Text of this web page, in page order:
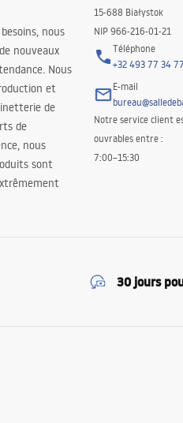
nous
nouveaux
Nous
et
de
de
nous
sont
15-688 Białystok
NIP 966-216-01-21
Téléphone
+32 493 77 34 77
E-mail
Notre service client
ouvrables entre :
7:00–15:30
30 jours